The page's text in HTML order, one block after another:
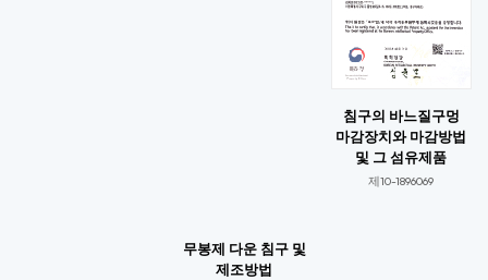
침구의 바느질구멍
마감장치와 마감방법
및 그 섬유제품
제10-1896069​​
무봉제 다운 침구 및
제조방법